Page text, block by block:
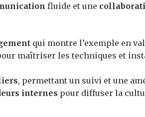
fluide et une
qui montre l’exemple en
maîtriser les techniques et
, permettant un suivi et une
internes pour diffuser la